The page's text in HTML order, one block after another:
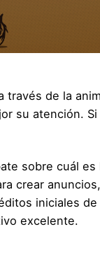
de la
su atención.
sobre cuál
crear
iniciales de
excelente.